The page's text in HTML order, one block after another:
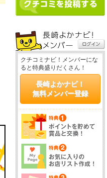
クチコミナビ！メンバーにな
ると特典盛りだくさん！
長崎よかナビ！
無料メンバー登録